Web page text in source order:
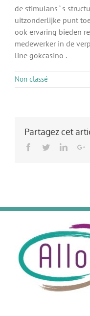
de stimulans ‘ s
uitzonderlijke punt
ook ervaring bieden
medewerker in de
line gokcasino .
Non classé
Partagez cet
Facebook
Twitter